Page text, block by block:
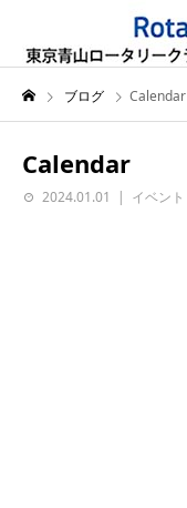
ブログ Calendar
Calendar
2024.01.01 イベント